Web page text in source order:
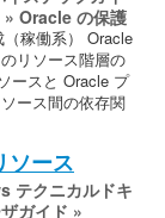
Oracle の保護
稼働系） Oracle
リソース階層の
ースと Oracle プ
ース間の依存関
ソース
テクニカルドキ
ガイド »